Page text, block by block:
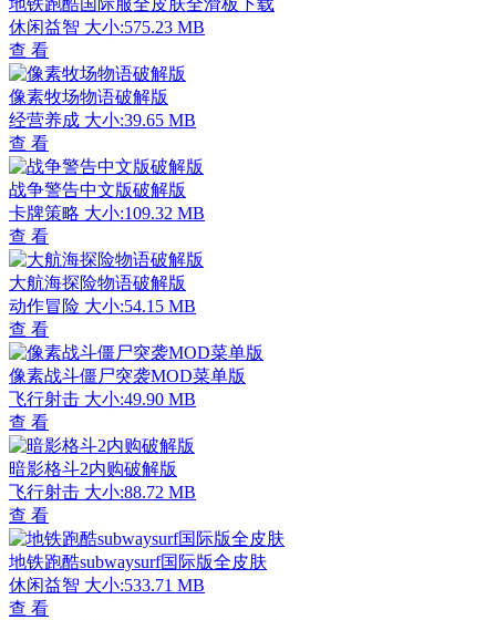
地铁跑酷国际服全皮肤全滑板下载
休闲益智 大小:575.23 MB
查 看
像素牧场物语破解版
经营养成 大小:39.65 MB
查 看
战争警告中文版破解版
卡牌策略 大小:109.32 MB
查 看
大航海探险物语破解版
动作冒险 大小:54.15 MB
查 看
像素战斗僵尸突袭MOD菜单版
飞行射击 大小:49.90 MB
查 看
暗影格斗2内购破解版
飞行射击 大小:88.72 MB
查 看
地铁跑酷subwaysurf国际版全皮肤
休闲益智 大小:533.71 MB
查 看